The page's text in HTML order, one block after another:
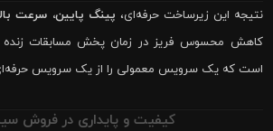
نتیجه این زیرساخت حرفه‌ای، پینگ پایین، سرعت
کاهش محسوس فریز در زمان پخش مسابقات زنده
است که یک سرویس معمولی را از یک سرویس
کیفیت و پایداری در فروش